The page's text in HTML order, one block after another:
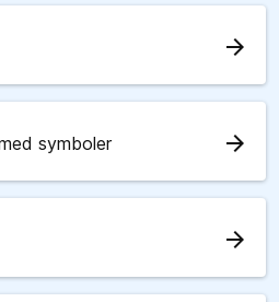
arrow_forward
symboler arrow_forward
arrow_forward